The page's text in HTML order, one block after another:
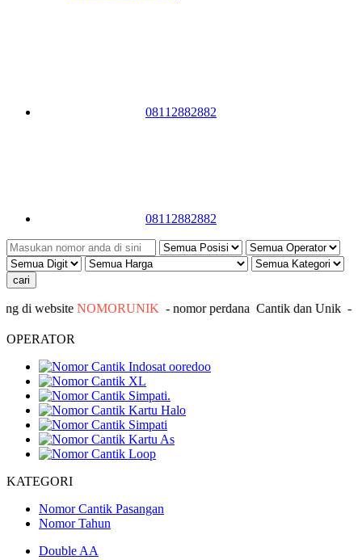
08112882882
08112882882
di websiteNOMORUNIK- nomorperdana Cantik dan Unik - Info
OPERATOR
KATEGORI
Nomor Cantik Pasangan
Nomor Tahun
Double AA